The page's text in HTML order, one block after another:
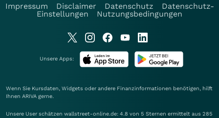
Impressum
Disclaimer Datenschutz
Datenschutz-
Einstellungen
Nutzungsbedingungen
Unsere Apps:
Wenn Sie Kursdaten, Widgets oder andere Finanzinformationen benötigen, hilft
Ihnen ARIVA gerne.
Unsere User schätzen wallstreet-online.de: 4.8 von 5 Sternen ermittelt aus 285